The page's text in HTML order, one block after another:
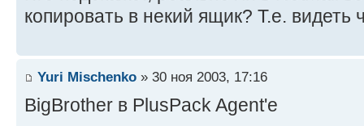
копировать в некий ящик? Т.е. видеть
Yuri Mischenko » 30 ноя 2003, 17:16
BigBrother в PlusPack Agent'е